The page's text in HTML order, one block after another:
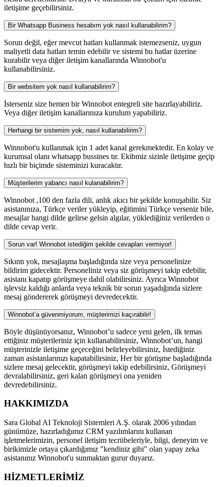
iletişime geçebilirsiniz.
Bir Whatsapp Business hesabım yok nasıl kullanabilirim?
Sorun değil, eğer mevcut hatları kullanmak istemezseniz, uygun
maliyetli data hatları temin edebilir ve sistemi bu hatlar üzerine
kurabilir veya diğer iletişim kanallarında Winnobot'u
kullanabilirsiniz.
Bir websitem yok nasıl kullanabilirim?
İsterseniz size hemen bir Winnobot entegreli site hazırlayabiliriz.
Veya diğer iletişim kanallarınıza kurulum yapabiliriz.
Herhangi bir sistemim yok, nasıl kullanabilirim?
Winnobot'u kullanmak için 1 adet kanal gerekmektedir. En kolay ve
kurumsal olanı whatsapp bussines tır. Ekibmiz sizinle iletişime geçip
hızlı bir biçimde sisteminizi kuracaktır.
Müşterilerim yabancı nasıl kulanabilirim?
Winnobot ,100 den fazla dili, anlık akıcı bir şekilde konuşabilir. Siz
asistanınıza, Türkçe veriler yükleyip, eğitimini Türkçe verseniz bile,
mesajlar hangi dilde gelirse gelsin algılar, yüklediğiniz verilerden o
dilde cevap verir.
Sorun var! Winnobot istediğim şekilde cevapları vermiyor!
Sıkıntı yok, mesajlaşma başladığında size veya personelinize
bildirim gidecektir. Personeliniz veya siz görüşmeyi takip edebilir,
asistanı kapatıp görüşmeye dahil olabilirsiniz. Ayrıca Winnobot
işlevsiz kaldığı anlarda veya teknik bir sorun yaşadığında sizlere
mesaj göndererek görüşmeyi devredecektir.
Winnobot’a güvenmiyorum, müşterimizi kaçırabilir!
Böyle düşünüyorsanız, Winnobot’u sadece yeni gelen, ilk temas
ettiğiniz müşterileriniz için kullanabilirsiniz, Winnobot’un, hangi
müşterinizle iletişime geçeceğini belirleyebilirsiniz, İstediğiniz
zaman asistanlarınızı kapatabilirsiniz, Her bir görüşme başladığında
sizlere mesaj gelecektir, görüşmeyi takip edebilirsiniz, Görüşmeyi
devralabilirsiniz, geri kalan görüşmeyi ona yeniden
devredebilirsiniz.
HAKKIMIZDA
Sara Global AI Teknoloji Sistemleri A.Ş. olarak 2006 yılından
günümüze, hazırladığımız CRM yazılımlarını kullanan
işletmelerimizin, personel iletişim tecrübeleriyle, bilgi, deneyim ve
birikimizle ortaya çıkardığımız "kendiniz gibi" olan yapay zeka
asistanınız Winnobot'u sunmaktan gurur duyarız.
HİZMETLERİMİZ